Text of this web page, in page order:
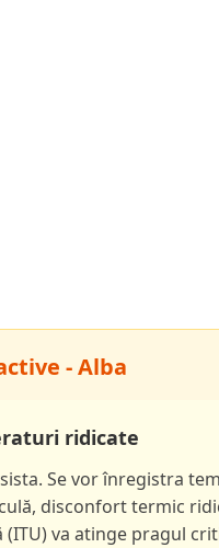
- Alba
ridicate
Se vor înregistra
disconfort termic
va atinge pragul